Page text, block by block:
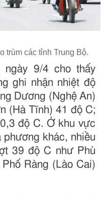
trùm các tỉnh Trung Bộ.
ngày 9/4 cho thấy
ghi nhận nhiệt độ
Dương (Nghệ An)
(Hà Tĩnh) 41 độ C;
độ C. Ở khu vực
phương khác, nhiều
39 độ C như Phù
Ràng (Lào Cai)